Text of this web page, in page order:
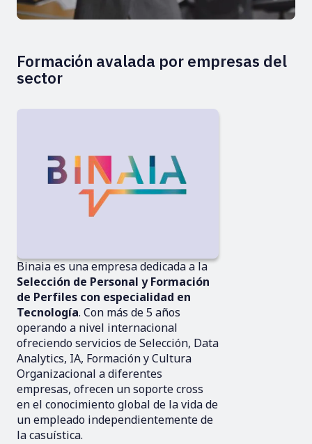
Formación avalada por empresas del
sector
Binaia es una empresa dedicada a la
Selección de Personal y Formación
de Perfiles con especialidad en
Tecnología. Con más de 5 años
operando a nivel internacional
ofreciendo servicios de Selección, Data
Analytics, IA, Formación y Cultura
Organizacional a diferentes
empresas, ofrecen un soporte cross
en el conocimiento global de la vida de
un empleado independientemente de
la casuística.